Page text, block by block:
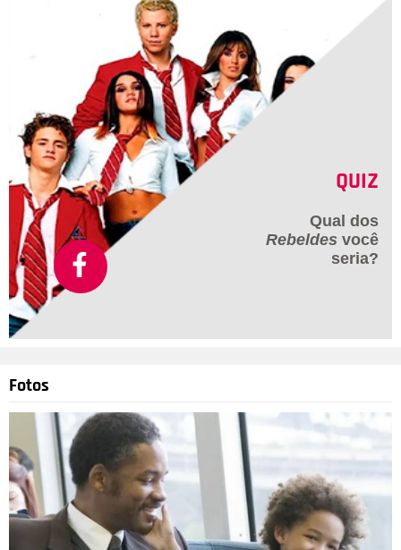
QUIZ
Qual dos
Rebeldes você
seria?
Fotos